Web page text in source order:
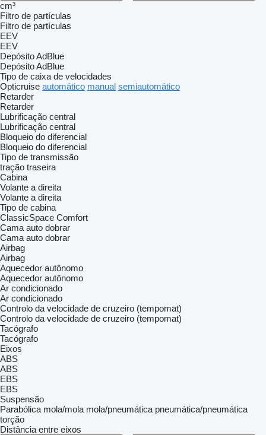
cm³
Filtro de partículas
Filtro de partículas
EEV
EEV
Depósito AdBlue
Depósito AdBlue
Tipo de caixa de velocidades
Opticruise automático manual semiautomático
Retarder
Retarder
Lubrificação central
Lubrificação central
Bloqueio do diferencial
Bloqueio do diferencial
Tipo de transmissão
tração traseira
Cabina
Volante a direita
Volante a direita
Tipo de cabina
ClassicSpace Comfort
Cama auto dobrar
Cama auto dobrar
Airbag
Airbag
Aquecedor autônomo
Aquecedor autônomo
Ar condicionado
Ar condicionado
Controlo da velocidade de cruzeiro (tempomat)
Controlo da velocidade de cruzeiro (tempomat)
Tacógrafo
Tacógrafo
Eixos
ABS
ABS
EBS
EBS
Suspensão
Parabólica mola/mola mola/pneumática pneumática/pneumática
torção
Distância entre eixos